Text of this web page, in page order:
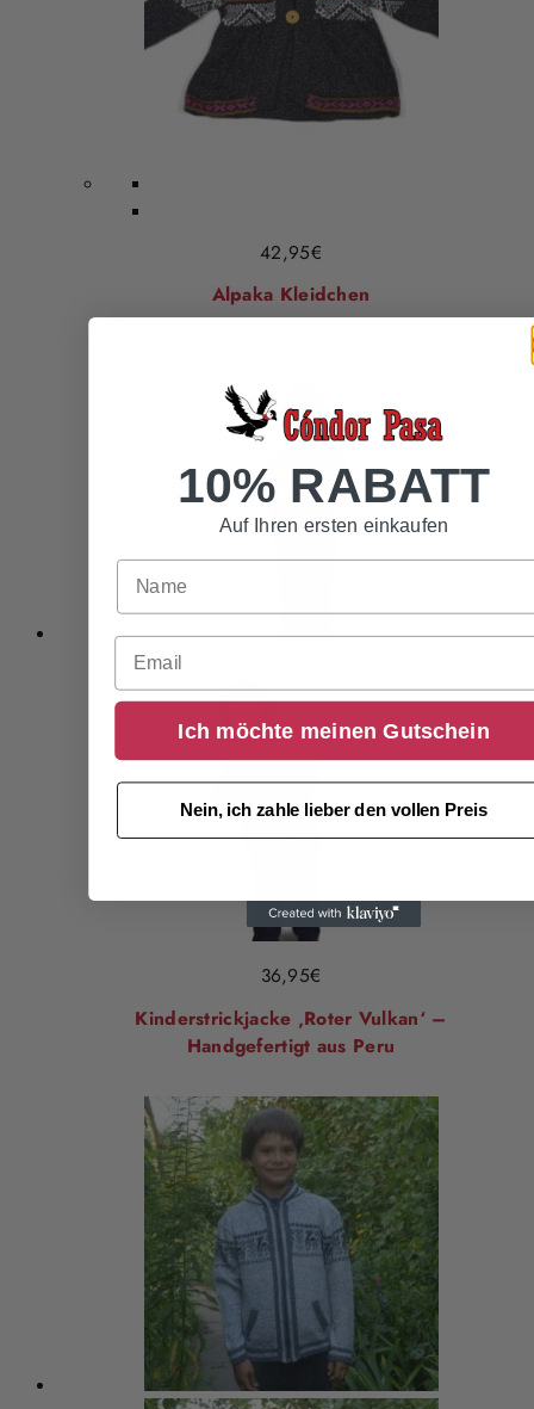
42,95€
Alpaka Kleidchen
36,95€
Kinderstrickjacke ‚Roter Vulkan‘ –
Handgefertigt aus Peru
10% RABATT
Auf Ihren ersten einkaufen
Email
Ich möchte meinen Gutschein
Nein, ich zahle lieber den vollen Preis